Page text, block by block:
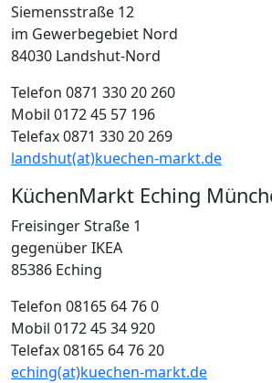
Siemensstraße 12
im Gewerbegebiet Nord
84030 Landshut-Nord
Telefon 0871 330 20 260
Mobil 0172 45 57 196
Telefax 0871 330 20 269
landshut(at)kuechen-markt.de
KüchenMarkt Eching
Freisinger Straße 1
gegenüber IKEA
85386 Eching
Telefon 08165 64 76 0
Mobil 0172 45 34 920
Telefax 08165 64 76 20
eching(at)kuechen-markt.de